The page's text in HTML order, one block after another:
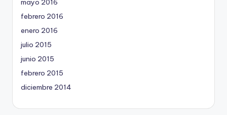
mayo 2016
febrero 2016
enero 2016
julio 2015
junio 2015
febrero 2015
diciembre 2014